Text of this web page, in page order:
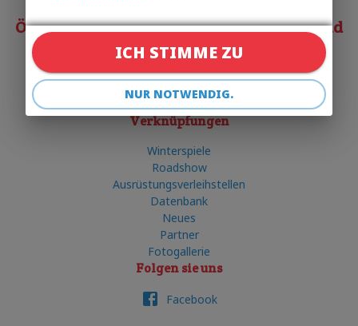
Österreichischer Behindertensportverband
Matias COSTA
costa@obsv.at
+43 332-61-34
Verknüpfungen
Winterspiele
Roadshow
Ausrüstungsverleihstellen
Datenbank
Neues
Partner
Fotogallerie
Folgen sie uns
Facebook
NUR NOTWENDIG.
ICH STIMME ZU